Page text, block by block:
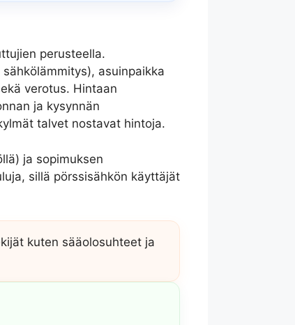
perusteella.
asuinpaikka
verotus. Hintaan
ja kysynnän
talvet nostavat hintoja.
ja sopimuksen
sillä pörssisähkön käyttäjät
kuten sääolosuhteet ja